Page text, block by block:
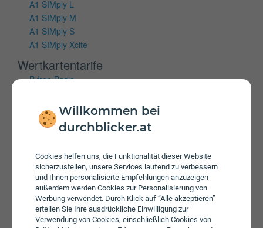
Willkommen bei
durchblicker.at
Cookies helfen uns, die Funktionalität dieser Website
sicherzustellen, unsere Services laufend zu verbessern
und Ihnen personalisierte Empfehlungen anzuzeigen
außerdem werden Cookies zur Personalisierung von
Werbung verwendet. Durch Klick auf “Alle akzeptieren”
erteilen Sie Ihre ausdrückliche Einwilligung zur
Verwendung von Cookies, einschließlich Cookies von
A1 SIMply L
A1 SIMply M
A1 SIMply S
A1 SIMply Xcite
Wertkartentarife
B.free Basic
B.free M Wertkarte
B.free S Wertkarte
Vertragstarife
A1 Cube Internet 100 Flex
A1 Cube Internet 150 Flex
A1 Cube Internet 50 Flex
A1 Xcite Cube